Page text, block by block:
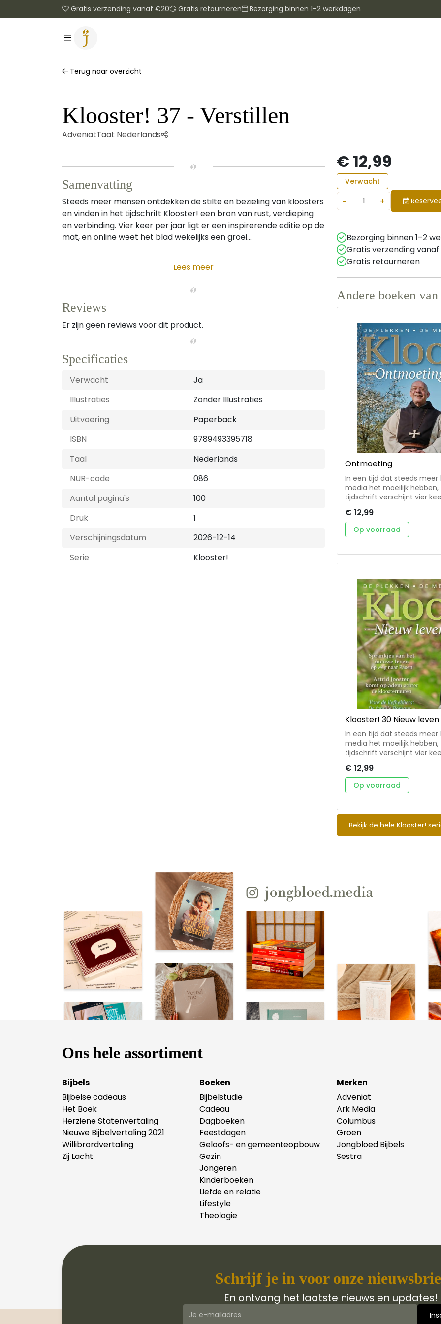
Gratis verzending vanaf €20 Gratis retourneren Bezorging binnen 1–2 werkdagen
Terug naar overzicht
Klooster! 37 - Verstillen
AdveniatTaal: Nederlands
Samenvatting
Steeds meer mensen ontdekken de stilte en bezieling van kloosters
en vinden in het tijdschrift Klooster! een bron van rust, verdieping
en verbinding. Vier keer per jaar ligt er een inspirerende editie op de
mat, en online weet het blad wekelijks een groei...
Lees meer
Reviews
Er zijn geen reviews voor dit product.
Specificaties
Verwacht
Ja
Illustraties
Zonder Illustraties
Uitvoering
Paperback
ISBN
9789493395718
Taal
Nederlands
NUR-code
086
Aantal pagina's
100
Druk
1
Verschijningsdatum
2026-12-14
Serie
Klooster!
€ 12,99
Verwacht
− +
Bezorging binnen 1–2
Gratis verzending
Gratis retourneren
Andere boeken van
Ontmoeting
In een tijd dat steeds
media het moeilijk
tijdschrift verschijnt vier
kloosters te vinden en
Zomer 2025: Ontmoeting •
van Taizé • Nikolaas
Brabantse geboortedorp •
toevluchtsoorden van
€ 12,99
Op voorraad
Klooster! 30 Nieuw leven
In een tijd dat steeds
media het moeilijk
tijdschrift verschijnt vier
kloosters te vinden en
Voorjaar 2025: Nieuw leven
klein kuikentje tot een
bij de norbertinessen in
nieuw leven in de
€ 12,99
Op voorraad
Bekijk de hele Klooster!
Ons hele assortiment
Bijbels
Bijbelse cadeaus
Het Boek
Herziene Statenvertaling
Nieuwe Bijbelvertaling 2021
Willibrordvertaling
Zij Lacht
Boeken
Bijbelstudie
Cadeau
Dagboeken
Feestdagen
Geloofs- en gemeenteopbouw
Gezin
Jongeren
Kinderboeken
Liefde en relatie
Lifestyle
Theologie
Merken
Adveniat
Ark Media
Columbus
Groen
Jongbloed Bijbels
Sestra
Schrijf je in voor onze
En ontvang het laatste nieuws en updates!